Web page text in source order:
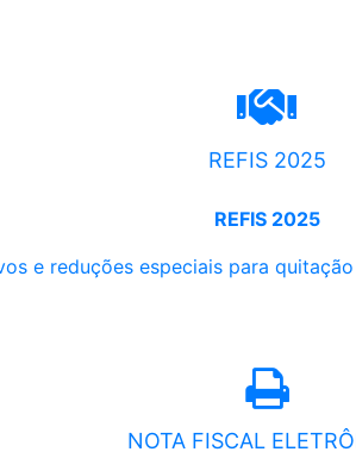
REFIS 2025
REFIS 2025
e reduções especiais para
NOTA FISCAL